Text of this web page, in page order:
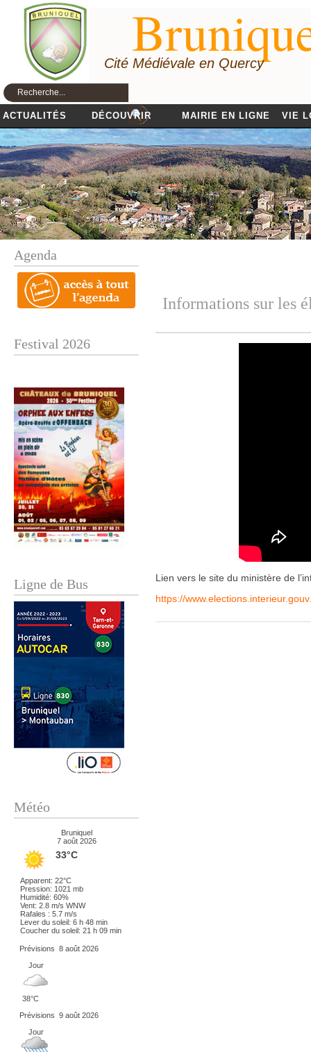
Cité Médiévale en Quercy
ACTUALITÉS DÉCOUVRIR MAIRIE EN LIGNE VIE
Agenda
Festival 2026
Ligne de Bus
Météo
Bruniquel
7 août 2026
33°C
Apparent: 22°C
Pression: 1021 mb
Humidité: 60%
Vent: 2.8 m/s WNW
Rafales : 5.7 m/s
Lever du soleil: 6 h 48 min
Coucher du soleil: 21 h 09 min
Prévisions 8 août 2026
Jour
38°C
Prévisions 9 août 2026
Jour
Informations sur les
Lien vers le site du ministère de
https://